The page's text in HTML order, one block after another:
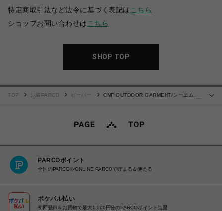
特定商取引法など法令に基づく表記は こちら
ショップお問い合わせは こちら
SHOP TOP
TOP 池袋PARCO ビーバー
CMF OUTDOOR GARMENT/シーエムエ
PARCOポイント
全国のPARCOやONLINE PARCOで貯まる＆使える
ポケパル払い
初回登録＆お買物で最大1,500円分のPARCOポイント進呈